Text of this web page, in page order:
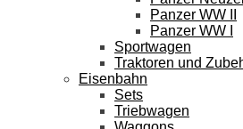
Panzer WW II
Panzer WW I
Sportwagen
Traktoren und
Eisenbahn
Sets
Triebwagen